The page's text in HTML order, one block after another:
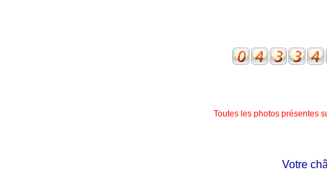
Toutes les photos présentes
Votre